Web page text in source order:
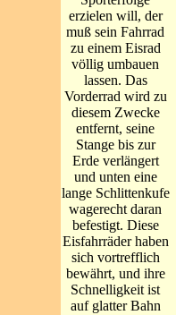
erzielen will, der
muß sein Fahrrad
zu einem Eisrad
völlig umbauen
lassen. Das
Vorderrad wird zu
diesem Zwecke
entfernt, seine
Stange bis zur
Erde verlängert
und unten eine
lange Schlittenkufe
wagerecht daran
befestigt. Diese
Eisfahrräder haben
sich vortrefflich
bewährt, und ihre
Schnelligkeit ist
auf glatter Bahn